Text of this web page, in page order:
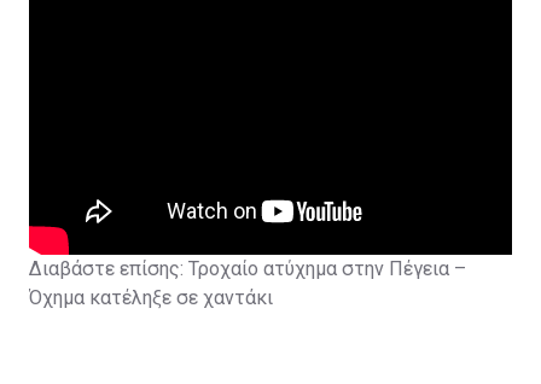
Διαβάστε επίσης: Τροχαίο ατύχημα στην Πέγεια –
Όχημα κατέληξε σε χαντάκι